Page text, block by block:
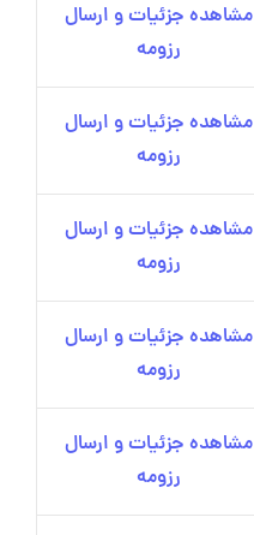
مشاهده جزئیات و ارسال
رزومه
مشاهده جزئیات و ارسال
رزومه
مشاهده جزئیات و ارسال
رزومه
مشاهده جزئیات و ارسال
رزومه
مشاهده جزئیات و ارسال
رزومه